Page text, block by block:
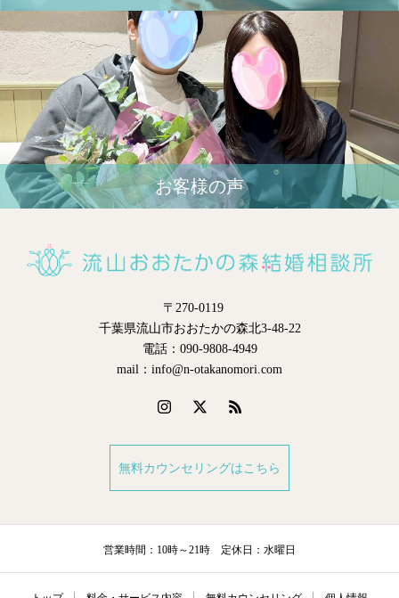
お客様の声
〒270-0119
千葉県流山市おおたかの森北3-48-22
電話：090-9808-4949
mail：info@n-otakanomori.com
無料カウンセリングはこちら
営業時間：10時～21時 定休日：水曜日